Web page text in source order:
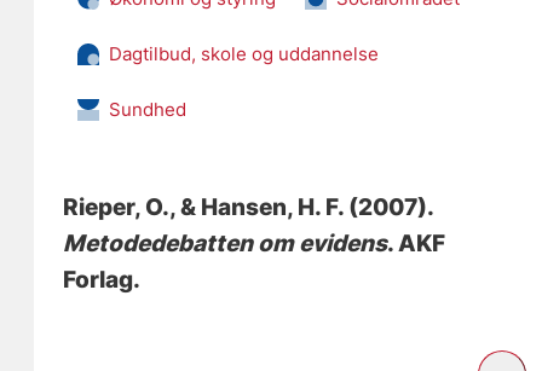
Dagtilbud, skole og uddannelse
Sundhed
Rieper, O., & Hansen, H. F. (2007).
Metodedebatten om evidens. AKF
Forlag.